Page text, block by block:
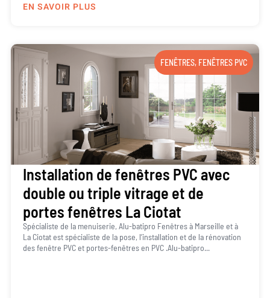
EN SAVOIR PLUS
FENÊTRES, FENÊTRES PVC
Installation de fenêtres PVC avec
double ou triple vitrage et de
portes fenêtres La Ciotat
Spécialiste de la menuiserie, Alu-batipro Fenêtres à Marseille et à
La Ciotat est spécialiste de la pose, l’installation et de la rénovation
des fenêtre PVC et portes-fenêtres en PVC .Alu-batipro...